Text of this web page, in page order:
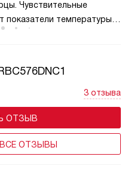
Чувствительные
показатели температуры
3 отзыва
ОТЗЫВ
ОТЗЫВЫ